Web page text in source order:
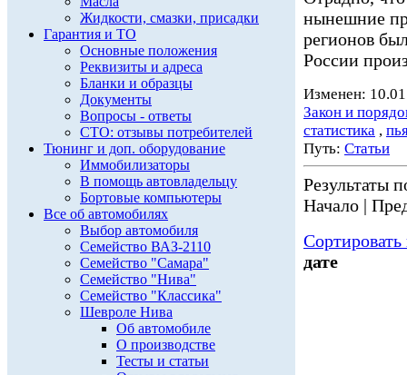
Жидкости, смазки, присадки
Гарантия и ТО
Основные положения
Реквизиты и адреса
Бланки и образцы
Документы
Вопросы - ответы
СТО: отзывы потребителей
Тюнинг и доп. оборудование
Иммобилизаторы
В помощь автовладельцу
Бортовые компьютеры
Все об автомобилях
Выбор автомобиля
Семейство ВАЗ-2110
Семейство "Самара"
Семейство "Нива"
Семейство "Классика"
Шевроле Нива
Об автомобиле
О производстве
Тесты и статьи
нынешние
регионов
России
Изменен:
Закон и
статистика ,
Путь: Статьи
Результаты
Начало |
дате